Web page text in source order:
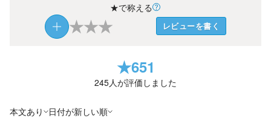
★で称える
★★★ レビューを書く
★651
245人が評価しました
本文あり 日付が新しい順